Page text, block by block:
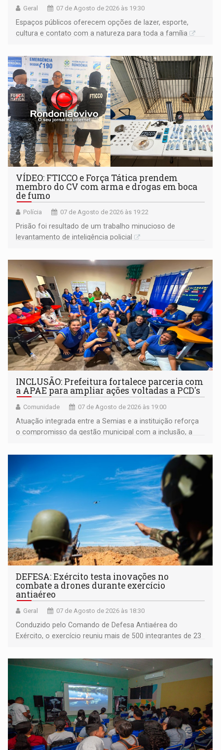
Geral 07 de Agosto de 2026 às 19:30
Espaços públicos oferecem opções de lazer, esporte,
cultura e contato com a natureza para toda a família
VÍDEO: FTICCO e Força Tática prendem
membro do CV com arma e drogas em boca
de fumo
Polícia 07 de Agosto de 2026 às 19:22
Prisão foi resultado de um trabalho minucioso de
levantamento de inteligência policial
INCLUSÃO: Prefeitura fortalece parceria com
a APAE para ampliar ações voltadas a PCD's
Comunidade 07 de Agosto de 2026 às 19:00
Atuação integrada entre a Semias e a instituição reforça
o compromisso da gestão municipal com a inclusão, a
DEFESA: Exército testa inovações no
combate a drones durante exercício
antiaéreo
Geral 07 de Agosto de 2026 às 18:30
Conduzido pelo Comando de Defesa Antiaérea do
Exército, o exercício reuniu mais de 500 integrantes de 23